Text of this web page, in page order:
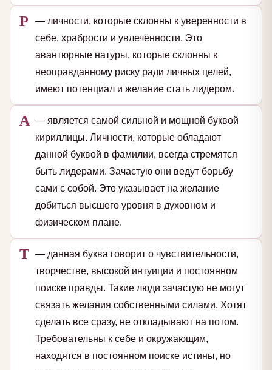
Р
— личности, которые склонны к уверенности в
себе, храбрости и увлечённости. Это
авантюрные натуры, которые склонны к
неоправданному риску ради личных целей,
имеют потенциал и желание стать лидером.
А — является самой сильной и мощной буквой
кириллицы. Личности, которые обладают
данной буквой в фамилии, всегда стремятся
быть лидерами. Зачастую они ведут борьбу
сами с собой. Это указывает на желание
добиться высшего уровня в духовном и
физическом плане.
Т — данная буква говорит о чувствительности,
творчестве, высокой интуиции и постоянном
поиске правды. Такие люди зачастую не могут
связать желания собственными силами. Хотят
сделать все сразу, не откладывают на потом.
Требовательны к себе и окружающим,
находятся в постоянном поиске истины, но